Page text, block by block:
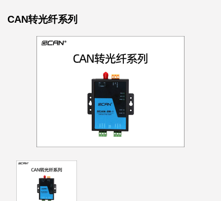
CAN转光纤系列